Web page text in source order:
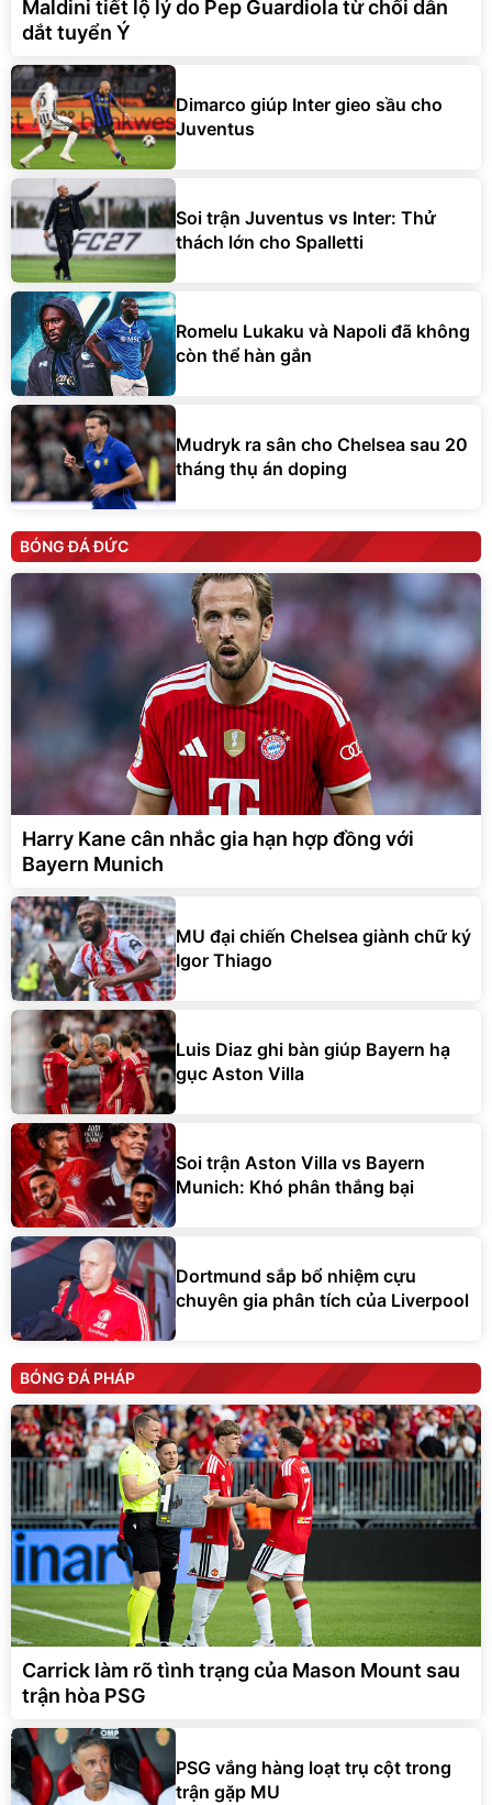
Maldini tiết lộ lý do Pep Guardiola từ chối dẫn
dắt tuyển Ý
Dimarco giúp Inter gieo sầu cho
Juventus
Soi trận Juventus vs Inter: Thử
thách lớn cho Spalletti
Romelu Lukaku và Napoli đã không
còn thể hàn gắn
Mudryk ra sân cho Chelsea sau 20
tháng thụ án doping
BÓNG ĐÁ ĐỨC
Harry Kane cân nhắc gia hạn hợp đồng với
Bayern Munich
MU đại chiến Chelsea giành chữ ký
Igor Thiago
Luis Diaz ghi bàn giúp Bayern hạ
gục Aston Villa
Soi trận Aston Villa vs Bayern
Munich: Khó phân thắng bại
Dortmund sắp bổ nhiệm cựu
chuyên gia phân tích của Liverpool
BÓNG ĐÁ PHÁP
Carrick làm rõ tình trạng của Mason Mount sau
trận hòa PSG
PSG vắng hàng loạt trụ cột trong
trận gặp MU